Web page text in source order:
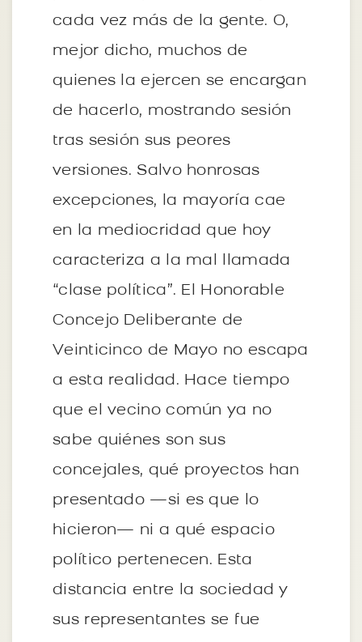
cada vez más de la gente. O,
mejor dicho, muchos de
quienes la ejercen se encargan
de hacerlo, mostrando sesión
tras sesión sus peores
versiones. Salvo honrosas
excepciones, la mayoría cae
en la mediocridad que hoy
caracteriza a la mal llamada
“clase política”. El Honorable
Concejo Deliberante de
Veinticinco de Mayo no escapa
a esta realidad. Hace tiempo
que el vecino común ya no
sabe quiénes son sus
concejales, qué proyectos han
presentado —si es que lo
hicieron— ni a qué espacio
político pertenecen. Esta
distancia entre la sociedad y
sus representantes se fue